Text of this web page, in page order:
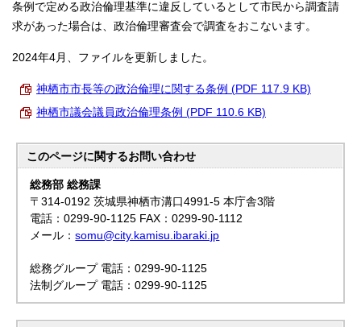
条例で定める政治倫理基準に違反しているとして市民から調査請
求があった場合は、政治倫理審査会で調査をおこないます。
2024年4月、ファイルを更新しました。
神栖市市長等の政治倫理に関する条例 (PDF 117.9 KB)
神栖市議会議員政治倫理条例 (PDF 110.6 KB)
このページに関するお問い合わせ
総務部 総務課
〒314-0192 茨城県神栖市溝口4991-5 本庁舎3階
電話：0299-90-1125 FAX：0299-90-1112
メール：somu@city.kamisu.ibaraki.jp
総務グループ 電話：0299-90-1125
法制グループ 電話：0299-90-1125